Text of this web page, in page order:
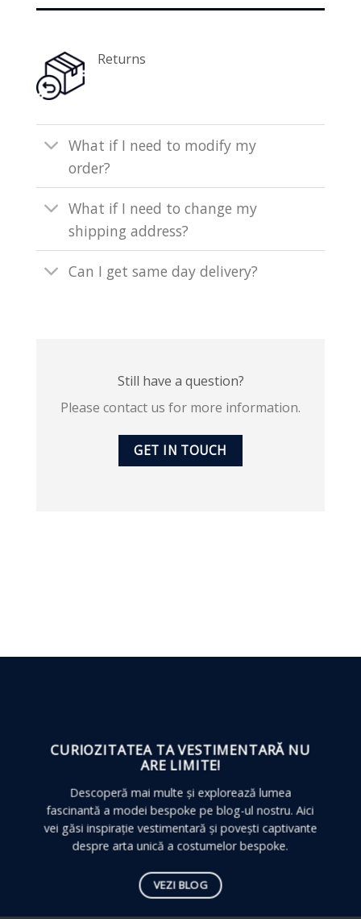
Returns
What if I need to modify my
order?
What if I need to change my
shipping address?
Can I get same day delivery?
Still have a question?
Please contact us for more information.
GET IN TOUCH
CURIOZITATEA TA VESTIMENTARĂ NU
ARE LIMITE!
Descoperă mai multe și explorează lumea
fascinantă a modei bespoke pe blog-ul nostru. Aici
vei găsi inspirație vestimentară și povești captivante
despre arta unică a costumelor bespoke.
VEZI BLOG